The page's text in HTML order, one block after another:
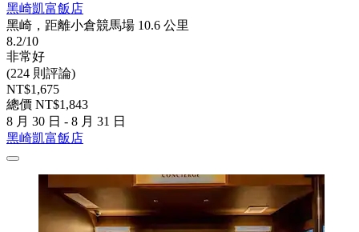
黑崎凱富飯店
黑崎，距離小倉競馬場 10.6 公里
8.2/10
非常好
(224 則評論)
NT$1,675
總價 NT$1,843
8 月 30 日 - 8 月 31 日
黑崎凱富飯店